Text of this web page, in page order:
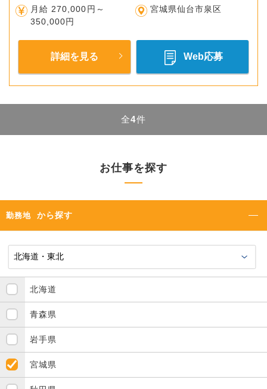
月給 270,000円～
350,000円
宮城県仙台市泉区
詳細を見る Web応募
全4件
お仕事を探す
勤務地 から探す
北海道
青森県
岩手県
宮城県